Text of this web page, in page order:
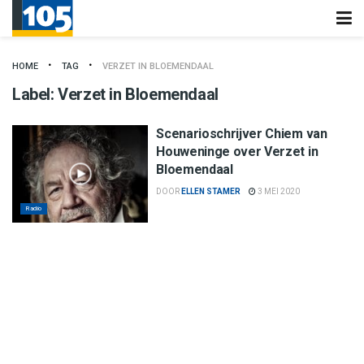
HOME TAG VERZET IN BLOEMENDAAL
Label:Verzet in Bloemendaal
Radio
Scenarioschrijver Chiem van
Houweninge over Verzet in
Bloemendaal
DOOR ELLEN STAMER 3 MEI 2020